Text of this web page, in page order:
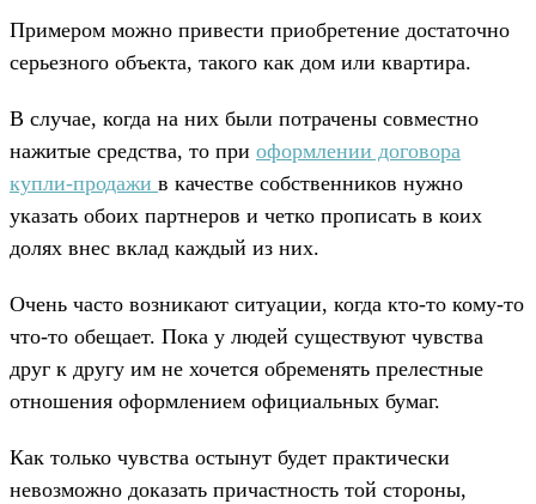
Примером можно привести приобретение достаточно
серьезного объекта, такого как дом или квартира.
В случае, когда на них были потрачены совместно
нажитые средства, то при оформлении договора
купли-продажи в качестве собственников нужно
указать обоих партнеров и четко прописать в коих
долях внес вклад каждый из них.
Очень часто возникают ситуации, когда кто-то кому-то
что-то обещает. Пока у людей существуют чувства
друг к другу им не хочется обременять прелестные
отношения оформлением официальных бумаг.
Как только чувства остынут будет практически
невозможно доказать причастность той стороны,